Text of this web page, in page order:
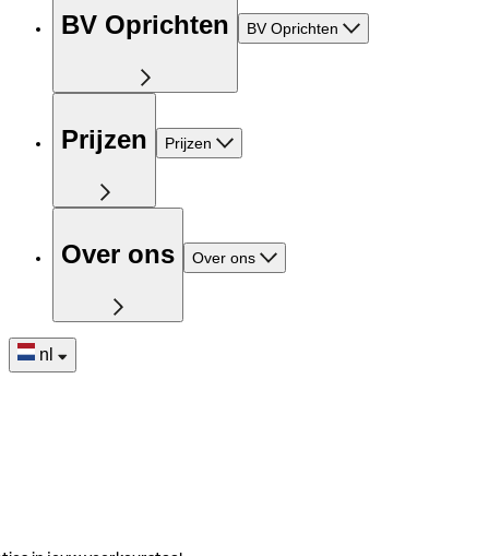
BV Oprichten BV Oprichten
Prijzen Prijzen
Over ons Over ons
nl